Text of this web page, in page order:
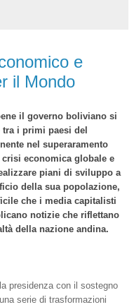
e
il Mondo
il governo boliviano si
tra i primi paesi del
nel superaramento
crisi economica globale e
piani di sviluppo a
della sua popolazione,
che i media capitalisti
notizie che riflettano
della nazione andina.
presidenza con il sostegno
serie di trasformazioni